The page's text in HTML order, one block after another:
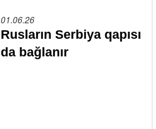
01.06.26
Rusların Serbiya qapısı
da bağlanır